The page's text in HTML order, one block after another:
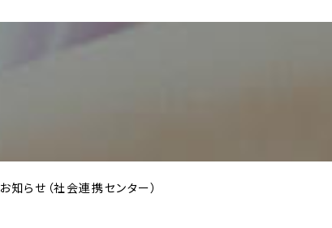
お知らせ（社会連携センター）